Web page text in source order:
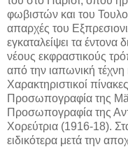
φωβιστών και του
απαρχές του
εγκαταλείψει τα έντονα
νέους εκφραστικούς
από την ιαπωνική τέχνη
Χαρακτηριστικοί
Προσωπογραφία της
Προσωπογραφία της
Χορεύτρια (1916-18).
ειδικότερα μετά την